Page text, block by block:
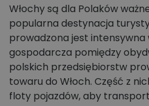
Włochy są dla Polaków
popularna destynacja
prowadzona jest intensywna
gospodarcza pomiędzy
polskich przedsiębiorstw
towaru do Włoch. Część z
floty pojazdów, aby